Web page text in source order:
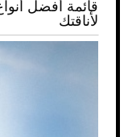
قائمة أفضل
لأناقتك